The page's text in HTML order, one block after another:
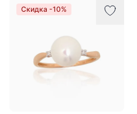
Скидка -10%